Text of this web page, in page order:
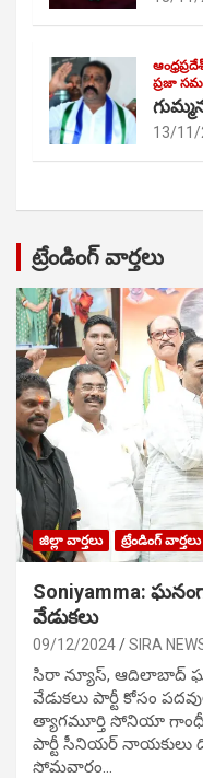
ప్రజా
13/11/
ట్రేండింగ్ వార్తలు
జిల్లా వార్తలు ట్రేండింగ్ వార్తలు
Soniyamma:
వేడుక‌లు
09/12/2024 SIRA
సిరా న్యూస్, ఆదిలాబాద్
వేడుక‌లు పార్టీ కోసం
త్యాగమూర్తి సోనియా గాంధీ
పార్టీ సీనియ‌ర్ నాయ‌కులు
సోమవారం…